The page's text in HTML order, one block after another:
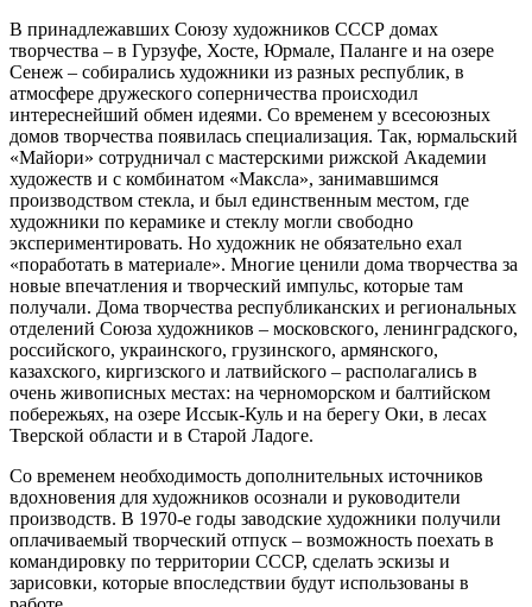
В принадлежавших Союзу художников СССР домах
творчества – в Гурзуфе, Хосте, Юрмале, Паланге и на озере
Сенеж – собирались художники из разных республик, в
атмосфере дружеского соперничества происходил
интереснейший обмен идеями. Со временем у всесоюзных
домов творчества появилась специализация. Так, юрмальский
«Майори» сотрудничал с мастерскими рижской Академии
художеств и с комбинатом «Максла», занимавшимся
производством стекла, и был единственным местом, где
художники по керамике и стеклу могли свободно
экспериментировать. Но художник не обязательно ехал
«поработать в материале». Многие ценили дома творчества за
новые впечатления и творческий импульс, которые там
получали. Дома творчества республиканских и региональных
отделений Союза художников – московского, ленинградского,
российского, украинского, грузинского, армянского,
казахского, киргизского и латвийского – располагались в
очень живописных местах: на черноморском и балтийском
побережьях, на озере Иссык-Куль и на берегу Оки, в лесах
Тверской области и в Старой Ладоге.
Со временем необходимость дополнительных источников
вдохновения для художников осознали и руководители
производств. В 1970-е годы заводские художники получили
оплачиваемый творческий отпуск – возможность поехать в
командировку по территории СССР, сделать эскизы и
зарисовки, которые впоследствии будут использованы в